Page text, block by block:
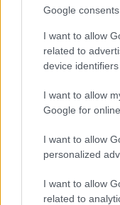
Google consents
I want to allow
related to
device identifiers
I want to allow
Google for
I want to allow
personalized
I want to allow
related to
A díszterem, a
folyosók
család társadalmi